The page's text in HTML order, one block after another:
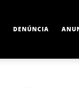
DENÚNCIA